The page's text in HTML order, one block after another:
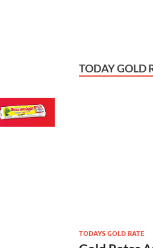
TODAY GOLD
TODAYS GOLD RATE